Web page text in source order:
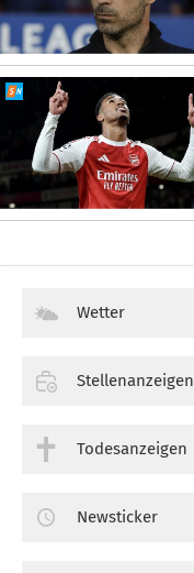
Wetter
Stellenanzeigen
Todesanzeigen
Newsticker